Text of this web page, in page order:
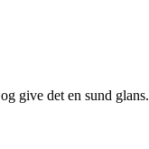
give det en sund glans.